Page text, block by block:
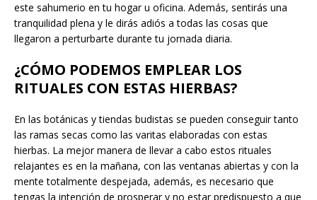
este sahumerio en tu hogar u oficina. Además, sentirás una
tranquilidad plena y le dirás adiós a todas las cosas que
llegaron a perturbarte durante tu jornada diaria.
¿CÓMO PODEMOS EMPLEAR LOS
RITUALES CON ESTAS HIERBAS?
En las botánicas y tiendas budistas se pueden conseguir tanto
las ramas secas como las varitas elaboradas con estas
hierbas. La mejor manera de llevar a cabo estos rituales
relajantes es en la mañana, con las ventanas abiertas y con la
mente totalmente despejada, además, es necesario que
tengas la intención de prosperar y no estar predispuesto a que